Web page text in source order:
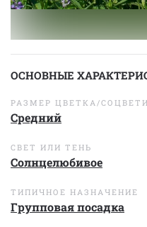
ОСНОВНЫЕ
РАЗМЕР ЦВЕТКА/
Средний
СВЕТ ИЛИ ТЕНЬ
Солнцелюбивое
ТИПИЧНОЕ НАЗНАЧЕНИЕ
Групповая посадка